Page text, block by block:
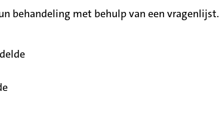
behandeling met behulp van een vragenlijst.